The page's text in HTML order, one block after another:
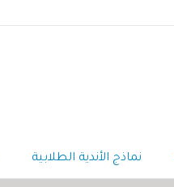
نماذج الأندية الطلابية